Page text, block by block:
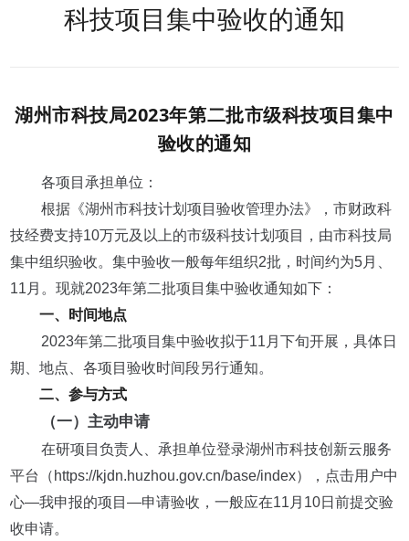
科技项目集中验收的通知
湖州市科技局2023年第二批市级科技项目集中
验收的通知
各项目承担单位：
根据《湖州市科技计划项目验收管理办法》，市财政科
技经费支持10万元及以上的市级科技计划项目，由市科技局
集中组织验收。集中验收一般每年组织2批，时间约为5月、
11月。现就2023年第二批项目集中验收通知如下：
一、时间地点
2023年第二批项目集中验收拟于11月下旬开展，具体日
期、地点、各项目验收时间段另行通知。
二、参与方式
（一）主动申请
在研项目负责人、承担单位登录湖州市科技创新云服务
平台（https://kjdn.huzhou.gov.cn/base/index），点击用户中
心—我申报的项目—申请验收，一般应在11月10日前提交验
收申请。